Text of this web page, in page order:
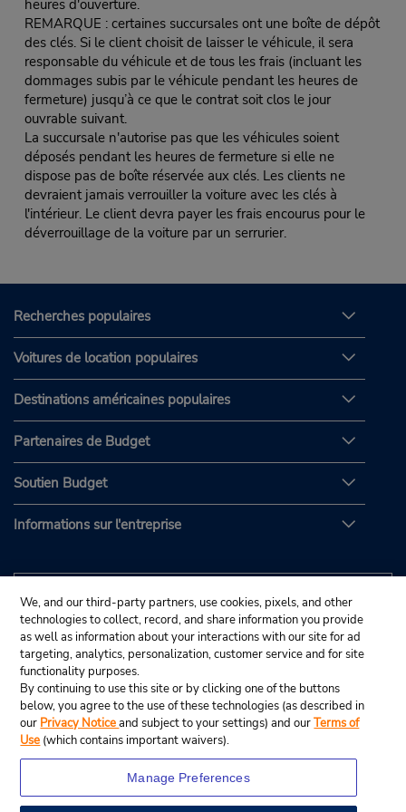
heures d'ouverture.
REMARQUE : certaines succursales ont une boîte de dépôt
des clés. Si le client choisit de laisser le véhicule, il sera
responsable du véhicule et de tous les frais (incluant les
dommages subis par le véhicule pendant les heures de
fermeture) jusqu’à ce que le contrat soit clos le jour
ouvrable suivant.
La succursale n'autorise pas que les véhicules soient
déposés pendant les heures de fermeture si elle ne
dispose pas de boîte réservée aux clés. Les clients ne
devraient jamais verrouiller la voiture avec les clés à
l'intérieur. Le client devra payer les frais encourus pour le
déverrouillage de la voiture par un serrurier.
Recherches populaires
Voitures de location populaires
Destinations américaines populaires
Partenaires de Budget
Soutien Budget
Informations sur l'entreprise
We, and our third-party partners, use cookies, pixels, and other
technologies to collect, record, and share information you provide
as well as information about your interactions with our site for ad
targeting, analytics, personalization, customer service and for site
functionality purposes.
By continuing to use this site or by clicking one of the buttons
below, you agree to the use of these technologies (as described in
our Privacy Noticeand subject to your settings) and ourTerms of
Use (which contains important waivers).
Manage Preferences